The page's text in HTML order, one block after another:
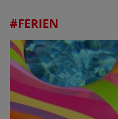
#FERIEN